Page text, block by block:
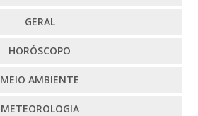
GERAL
HORÓSCOPO
MEIO AMBIENTE
METEOROLOGIA